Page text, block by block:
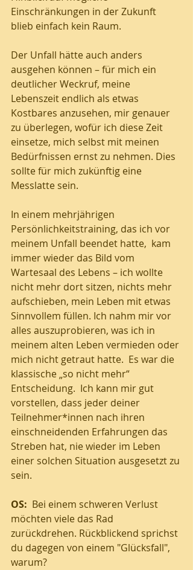
Einschränkungen in der Zukunft
blieb einfach kein Raum.
Der Unfall hätte auch anders
ausgehen können – für mich ein
deutlicher Weckruf, meine
Lebenszeit endlich als etwas
Kostbares anzusehen, mir genauer
zu überlegen, wofür ich diese Zeit
einsetze, mich selbst mit meinen
Bedürfnissen ernst zu nehmen. Dies
sollte für mich zukünftig eine
Messlatte sein.
In einem mehrjährigen
Persönlichkeitstraining, das ich vor
meinem Unfall beendet hatte,  kam
immer wieder das Bild vom
Wartesaal des Lebens – ich wollte
nicht mehr dort sitzen, nichts mehr
aufschieben, mein Leben mit etwas
Sinnvollem füllen. Ich nahm mir vor
alles auszuprobieren, was ich in
meinem alten Leben vermieden oder
mich nicht getraut hatte.  Es war die
klassische „so nicht mehr“
Entscheidung.  Ich kann mir gut
vorstellen, dass jeder deiner
Teilnehmer*innen nach ihren
einschneidenden Erfahrungen das
Streben hat, nie wieder im Leben
einer solchen Situation ausgesetzt zu
sein.
OS:
  Bei einem schweren Verlust
möchten viele das Rad
zurückdrehen. Rückblickend sprichst
du dagegen von einem "Glücksfall",
warum?